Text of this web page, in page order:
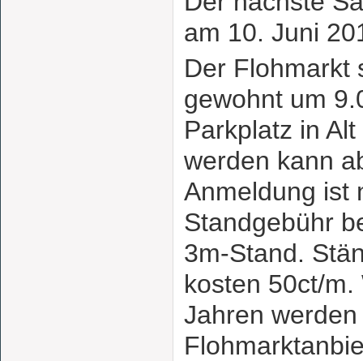
am 10. Juni
Der Flohmarkt
gewohnt um
Parkplatz in
werden kann
Anmeldung ist
Standgebühr
3m-Stand.
kosten 50ct/
Jahren